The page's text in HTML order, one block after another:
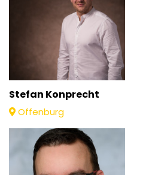
Stefan Konprecht
Offenburg